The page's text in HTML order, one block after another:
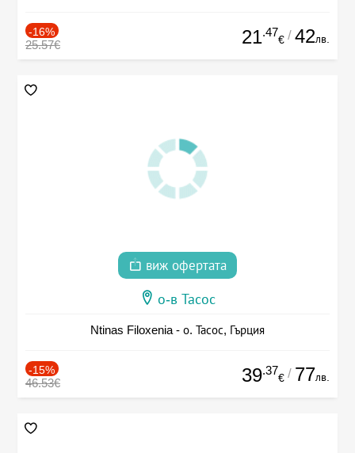
-16%
25.57€ 21.47
€ / 42лв.
виж офертата
о-в Тасос
Ntinas Filoxenia - о. Тасос, Гърция
-15%
46.53€ 39.37
€ / 77лв.